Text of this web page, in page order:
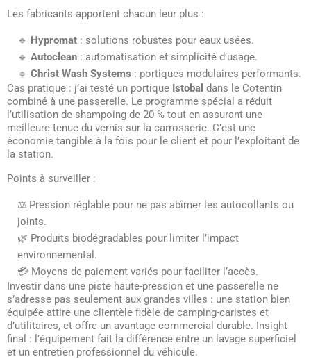
Les fabricants apportent chacun leur plus :
🔹 Hypromat : solutions robustes pour eaux usées.
🔹 Autoclean : automatisation et simplicité d’usage.
🔹 Christ Wash Systems : portiques modulaires performants.
Cas pratique : j’ai testé un portique Istobal dans le Cotentin
combiné à une passerelle. Le programme spécial a réduit
l’utilisation de shampoing de 20 % tout en assurant une
meilleure tenue du vernis sur la carrosserie. C’est une
économie tangible à la fois pour le client et pour l’exploitant de
la station.
Points à surveiller :
⚖️ Pression réglable pour ne pas abîmer les autocollants ou
joints.
🌿 Produits biodégradables pour limiter l’impact
environnemental.
💳 Moyens de paiement variés pour faciliter l’accès.
Investir dans une piste haute-pression et une passerelle ne
s’adresse pas seulement aux grandes villes : une station bien
équipée attire une clientèle fidèle de camping-caristes et
d’utilitaires, et offre un avantage commercial durable. Insight
final : l’équipement fait la différence entre un lavage superficiel
et un entretien professionnel du véhicule.